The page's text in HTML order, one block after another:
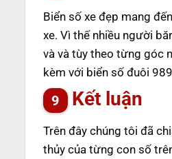
Biển số xe đẹp mang
xe. Vì thế nhiều người
và và tùy theo từng góc
kèm với biển số đuôi
Kết luận
Trên đây chúng tôi đã
thủy của từng con số